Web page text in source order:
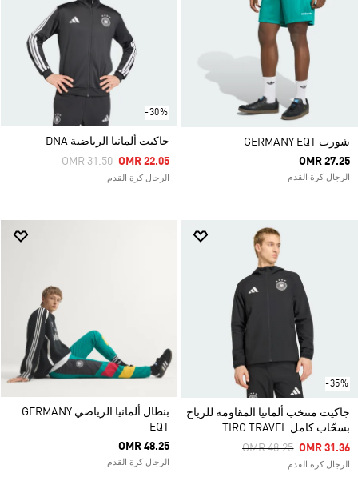
شورت GERMANY EQT
OMR 27.25
الرجال كرة القدم
-30%
جاكيت ألمانيا الرياضية DNA
Price Reduced From
OMR 31.50ToOMR 22.05
الرجال كرة القدم
-35%
جاكيت منتخب ألمانيا المقاومة للرياح
بسحّاب كامل TIRO TRAVEL
Price Reduced From
OMR 48.25ToOMR 31.36
الرجال كرة القدم
بنطال ألمانيا الرياضي GERMANY
EQT
OMR 48.25
الرجال كرة القدم